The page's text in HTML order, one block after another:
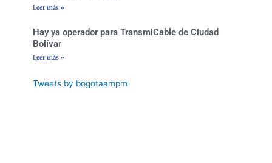
Leer más »
Hay ya operador para TransmiCable de Ciudad
Bolívar
Leer más »
Tweets by bogotaampm